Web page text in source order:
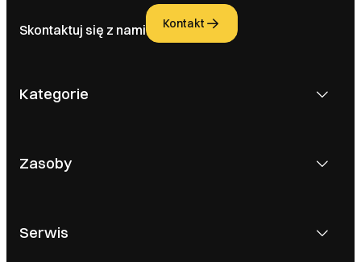
Skontaktuj się z nami Kontakt
Kategorie
Zasoby
Serwis